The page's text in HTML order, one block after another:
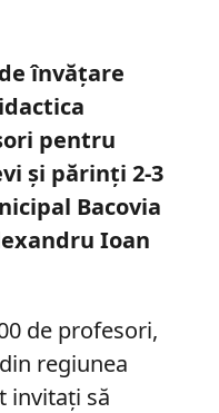
învățare
pentru
și părinți 2-3
Bacovia
Ioan
de profesori,
regiunea
invitaţi să